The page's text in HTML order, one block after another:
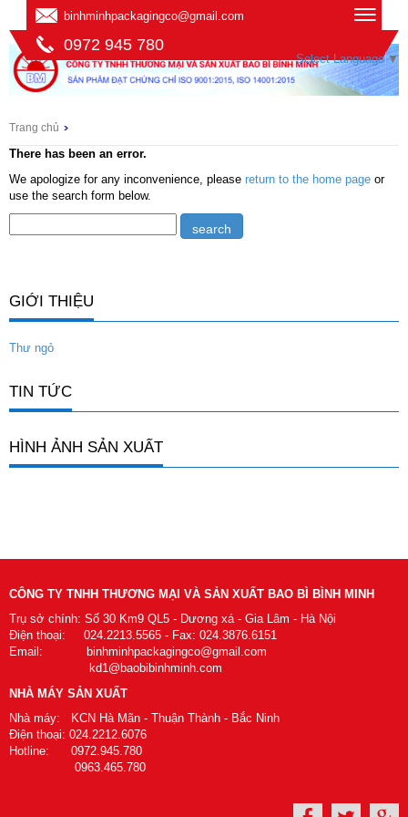
binhminhpackagingco@gmail.com
0972 945 780
Select Language ▼
Trang chủ
There has been an error.
We apologize for any inconvenience, please return to the home page or
use the search form below.
GIỚI THIỆU
Thư ngỏ
TIN TỨC
HÌNH ẢNH SẢN XUẤT
CÔNG TY TNHH THƯƠNG MẠI VÀ SẢN XUẤT BAO BÌ BÌNH MINH
Trụ sở chính: Số 30 Km9 QL5 - Dương xá - Gia Lâm - Hà Nội
Điện thoại: 024.2213.5565 - Fax: 024.3876.6151
Email: binhminhpackagingco@gmail.com
kd1@baobibinhminh.com
NHÀ MÁY SẢN XUẤT
Nhà máy: KCN Hà Mãn - Thuận Thành - Bắc Ninh
Điện thoại: 024.2212.6076
Hotline: 0972.945.780
0963.465.780